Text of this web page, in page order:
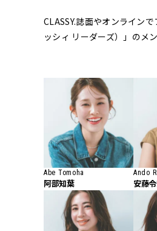
CLASSY.誌面やオンライン
ッシィ リーダーズ）」のメ
Abe Tomoha
阿部知葉
Ando
安藤